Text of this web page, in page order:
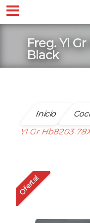
Freg. Yl
Black
Inicio
Yl Gr Hb8203
Oferta!